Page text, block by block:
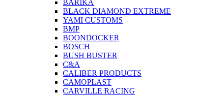
BARIKA
BLACK DIAMOND EXTREME
YAMI CUSTOMS
BMP
BOONDOCKER
BOSCH
BUSH BUSTER
C&A
CALIBER PRODUCTS
CAMOPLAST
CARVILLE RACING